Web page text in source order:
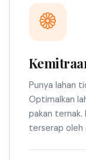
Punya lahan
Optimalkan
pakan ternak.
terserap oleh